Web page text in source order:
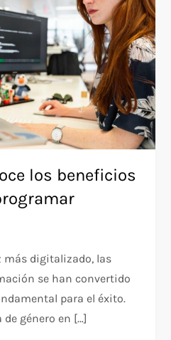
los beneficios
más digitalizado, las
se han convertido
para el éxito.
género en […]